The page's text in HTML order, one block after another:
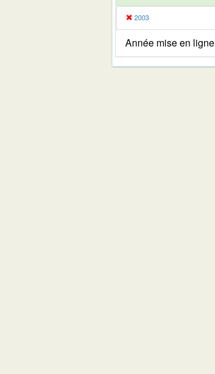
2003
Année mise en ligne